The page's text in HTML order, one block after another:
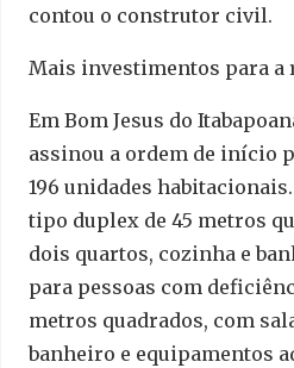
contou o construtor civil.
Mais investimentos para a
Em Bom Jesus do
assinou a ordem de início
196 unidades habitacionais.
tipo duplex de 45 metros
dois quartos, cozinha e
para pessoas com
metros quadrados, com
banheiro e equipamentos